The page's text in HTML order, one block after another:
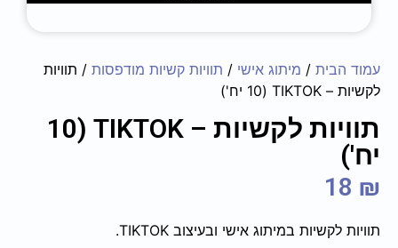
עמוד הבית / מיתוג אישי / תוויות קשיות מודפסות / תוויות
לקשיות – ‏‏‏‏TIKTOK (10 יח')
תוויות לקשיות – ‏‏‏‏TIKTOK (10
יח')
18 ₪
תוויות לקשיות במיתוג אישי ובעיצוב ‏‏TIKTOK.